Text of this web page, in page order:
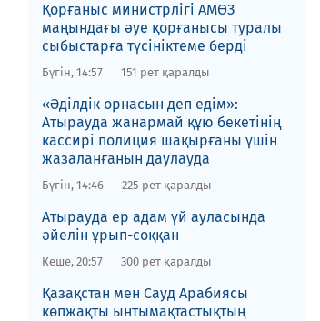
Қорғаныс министрлігі АМӨЗ
маңындағы әуе қорғанысы туралы
сыбыстарға түсініктеме берді
Бүгін, 14:57 151 рет қаралды
«Әділдік орнасын деп едім»:
Атырауда жанармай құю бекетінің
кассирі полиция шақырғаны үшін
жазаланғанын даулауда
Бүгін, 14:46 225 рет қаралды
Атырауда ер адам үй ауласында
әйелін ұрып-соққан
Кеше, 20:57 300 рет қаралды
Қазақстан мен Сауд Арабиясы
көпжақты ынтымақтастықтың